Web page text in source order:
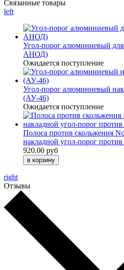
Связанные товары
left
Угол-порог алюминиевый
АНОД)
Ожидается поступление
Угол-порог алюминиевый
(АУ-46)
Ожидается поступление
Полоса против скольжения
накладной угол-порог
920.00 руб
right
Отзывы